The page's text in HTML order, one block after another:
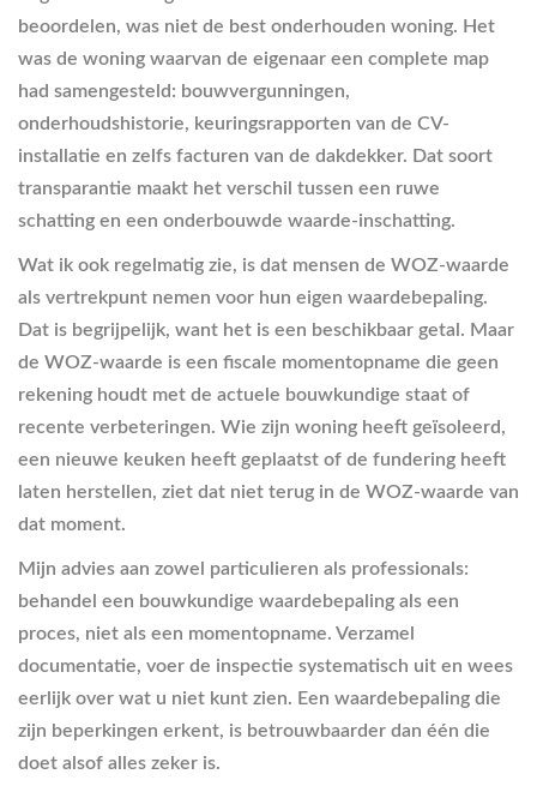
beoordelen, was niet de best onderhouden woning. Het
was de woning waarvan de eigenaar een complete map
had samengesteld: bouwvergunningen,
onderhoudshistorie, keuringsrapporten van de CV-
installatie en zelfs facturen van de dakdekker. Dat soort
transparantie maakt het verschil tussen een ruwe
schatting en een onderbouwde waarde-inschatting.
Wat ik ook regelmatig zie, is dat mensen de WOZ-waarde
als vertrekpunt nemen voor hun eigen waardebepaling.
Dat is begrijpelijk, want het is een beschikbaar getal. Maar
de WOZ-waarde is een fiscale momentopname die geen
rekening houdt met de actuele bouwkundige staat of
recente verbeteringen. Wie zijn woning heeft geïsoleerd,
een nieuwe keuken heeft geplaatst of de fundering heeft
laten herstellen, ziet dat niet terug in de WOZ-waarde van
dat moment.
Mijn advies aan zowel particulieren als professionals:
behandel een bouwkundige waardebepaling als een
proces, niet als een momentopname. Verzamel
documentatie, voer de inspectie systematisch uit en wees
eerlijk over wat u niet kunt zien. Een waardebepaling die
zijn beperkingen erkent, is betrouwbaarder dan één die
doet alsof alles zeker is.